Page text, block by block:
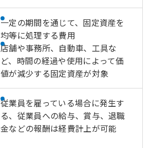
一定の期間を通じて、固定資産を
均等に処理する費用
店舗や事務所、自動車、工具な
ど、時間の経過や使用によって価
値が減少する固定資産が対象
従業員を雇っている場合に発生す
る、従業員への給与、賞与、退職
金などの報酬は経費計上が可能